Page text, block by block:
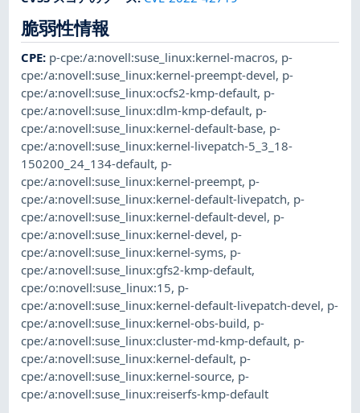
脆弱性情報
CPE: p-cpe:/a:novell:suse_linux:kernel-macros, p-
cpe:/a:novell:suse_linux:kernel-preempt-devel, p-
cpe:/a:novell:suse_linux:ocfs2-kmp-default, p-
cpe:/a:novell:suse_linux:dlm-kmp-default, p-
cpe:/a:novell:suse_linux:kernel-default-base, p-
cpe:/a:novell:suse_linux:kernel-livepatch-5_3_18-
150200_24_134-default, p-
cpe:/a:novell:suse_linux:kernel-preempt, p-
cpe:/a:novell:suse_linux:kernel-default-livepatch, p-
cpe:/a:novell:suse_linux:kernel-default-devel, p-
cpe:/a:novell:suse_linux:kernel-devel, p-
cpe:/a:novell:suse_linux:kernel-syms, p-
cpe:/a:novell:suse_linux:gfs2-kmp-default,
cpe:/o:novell:suse_linux:15, p-
cpe:/a:novell:suse_linux:kernel-default-livepatch-devel, p-
cpe:/a:novell:suse_linux:kernel-obs-build, p-
cpe:/a:novell:suse_linux:cluster-md-kmp-default, p-
cpe:/a:novell:suse_linux:kernel-default, p-
cpe:/a:novell:suse_linux:kernel-source, p-
cpe:/a:novell:suse_linux:reiserfs-kmp-default